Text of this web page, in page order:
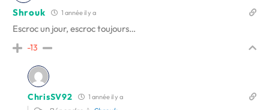
Shrouk 1 année il y a
Escroc un jour, escroc toujours…
-13
ChrisSV92 1 année il y a